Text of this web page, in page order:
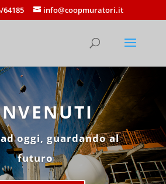
64185 info@coopmuratori.it
oggi, guardando al
futuro